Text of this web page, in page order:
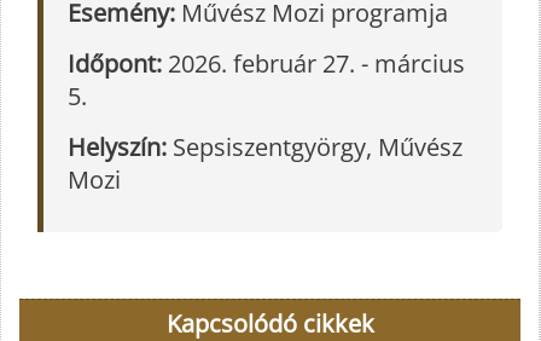
Esemény: Művész Mozi programja
Időpont: 2026. február 27. - március
5.
Helyszín: Sepsiszentgyörgy, Művész
Mozi
Kapcsolódó cikkek